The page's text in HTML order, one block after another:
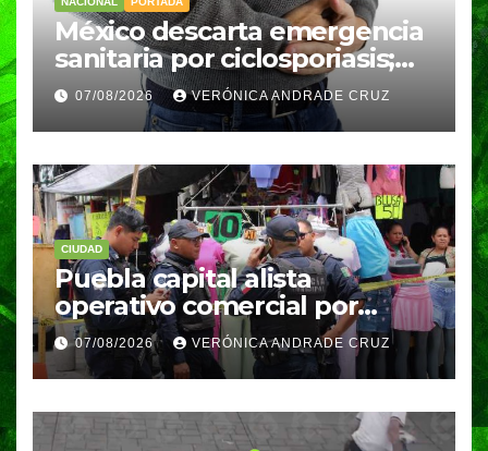
México descarta emergencia
sanitaria por ciclosporiasis;
reportan 33 casos en dos
meses
07/08/2026 VERÓNICA ANDRADE CRUZ
CIUDAD
Puebla capital alista
operativo comercial por
fiestas patrias y regreso a
clases
07/08/2026 VERÓNICA ANDRADE CRUZ